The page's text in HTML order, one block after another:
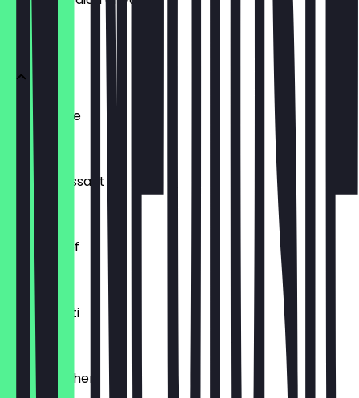
BRÖTCHEN
Ofenfrische
0,54 €
Buttercroissant
1,80 €
Laugenzopf
1,20 €
Dinkelkrusti
1,10 €
Käsebrötchen